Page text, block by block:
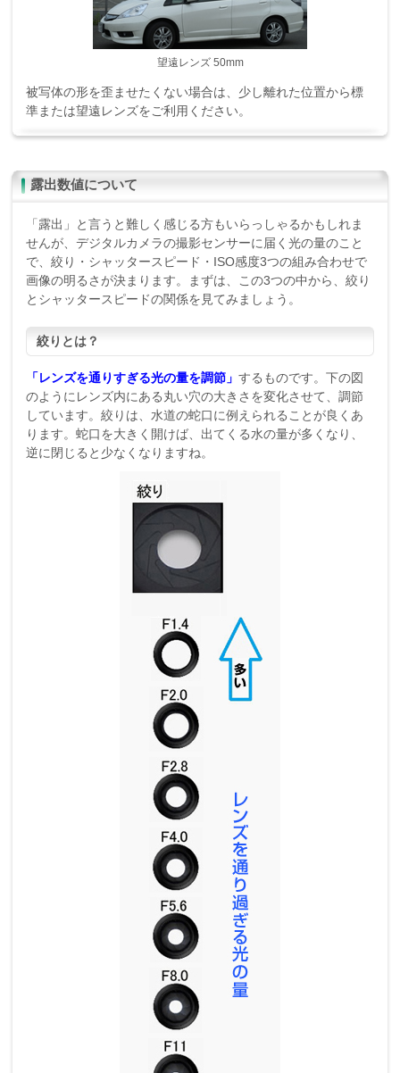
望遠レンズ 50mm
被写体の形を歪ませたくない場合は、少し離れた位置から標
準または望遠レンズをご利用ください。
露出数値について
「露出」と言うと難しく感じる方もいらっしゃるかもしれま
せんが、デジタルカメラの撮影センサーに届く光の量のこと
で、絞り・シャッタースピード・ISO感度3つの組み合わせで
画像の明るさが決まります。まずは、この3つの中から、絞り
とシャッタースピードの関係を見てみましょう。
絞りとは？
「レンズを通りすぎる光の量を調節」 するものです。下の図
のようにレンズ内にある丸い穴の大きさを変化させて、調節
しています。絞りは、水道の蛇口に例えられることが良くあ
ります。蛇口を大きく開けば、出てくる水の量が多くなり、
逆に閉じると少なくなりますね。